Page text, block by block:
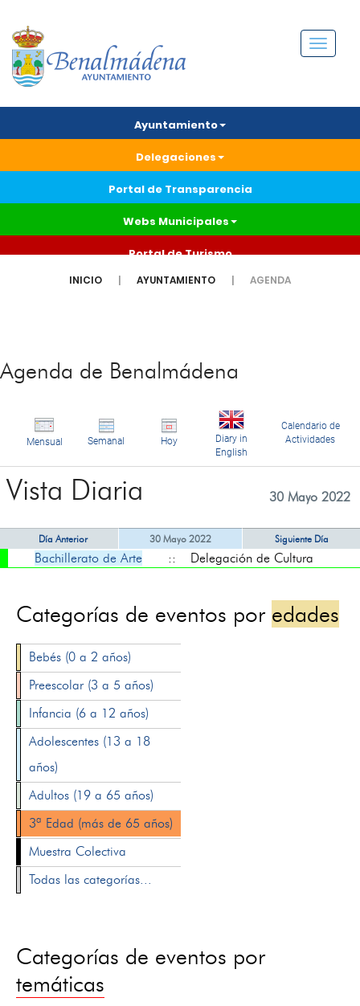
Menú
Ayuntamiento
Delegaciones
Portal de Transparencia
Webs Municipales
Portal de Turismo
INICIO AYUNTAMIENTO AGENDA
Agenda de Benalmádena
Mensual Semanal Hoy
Diary in
English
Calendario de
Actividades
Vista Diaria 30 Mayo 2022
Día Anterior 30 Mayo 2022 Siguiente Día
Bachillerato de Arte :: Delegación de Cultura
Categorías de eventos por edades
Bebés (0 a 2 años)
Preescolar (3 a 5 años)
Infancia (6 a 12 años)
Adolescentes (13 a 18
años)
Adultos (19 a 65 años)
3ª Edad (más de 65 años)
Muestra Colectiva
Todas las categorías...
Categorías de eventos por
temáticas